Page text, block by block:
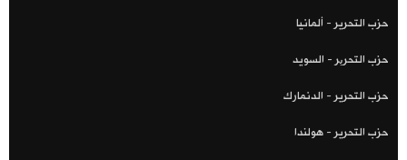
حزب التحرير - ألمانيا
حزب التحریر - السويد
حزب التحرير - الدنمارك
حزب التحرير - هولندا